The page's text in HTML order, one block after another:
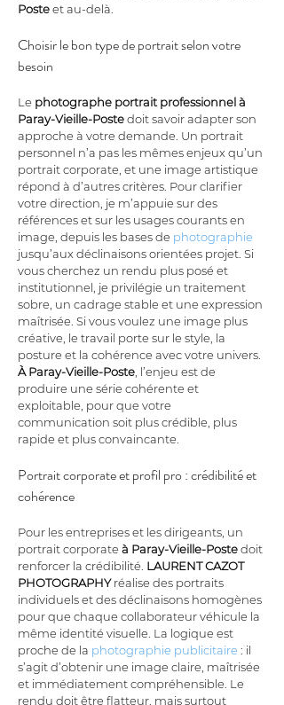
Poste et au-delà.
Choisir le bon type de portrait selon votre
besoin
Le photographe portrait professionnel à
Paray-Vieille-Poste doit savoir adapter son
approche à votre demande. Un portrait
personnel n’a pas les mêmes enjeux qu’un
portrait corporate, et une image artistique
répond à d’autres critères. Pour clarifier
votre direction, je m’appuie sur des
références et sur les usages courants en
image, depuis les bases de photographie
jusqu’aux déclinaisons orientées projet. Si
vous cherchez un rendu plus posé et
institutionnel, je privilégie un traitement
sobre, un cadrage stable et une expression
maîtrisée. Si vous voulez une image plus
créative, le travail porte sur le style, la
posture et la cohérence avec votre univers.
À Paray-Vieille-Poste , l’enjeu est de
produire une série cohérente et
exploitable, pour que votre
communication soit plus crédible, plus
rapide et plus convaincante.
Portrait corporate et profil pro : crédibilité et
cohérence
Pour les entreprises et les dirigeants, un
portrait corporate à Paray-Vieille-Poste doit
renforcer la crédibilité. LAURENT CAZOT
PHOTOGRAPHY réalise des portraits
individuels et des déclinaisons homogènes
pour que chaque collaborateur véhicule la
même identité visuelle. La logique est
proche de la photographie publicitaire : il
s’agit d’obtenir une image claire, maîtrisée
et immédiatement compréhensible. Le
rendu doit être flatteur, mais surtout